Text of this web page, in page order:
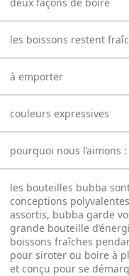
les boissons restent
à emporter
couleurs expressives
pourquoi nous l’aimons :
les bouteilles bubba
conceptions
assortis, bubba garde
grande bouteille
boissons fraîches
pour siroter ou boire à
et conçu pour se